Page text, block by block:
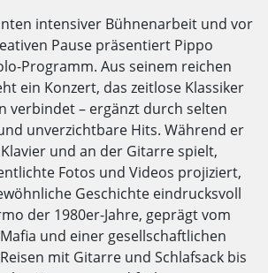
intensiver Bühnenarbeit und vor
Pause präsentiert Pippo
Programm. Aus seinem reichen
ein Konzert, das zeitlose Klassiker
verbindet – ergänzt durch selten
unverzichtbare Hits. Während er
und an der Gitarre spielt,
Fotos und Videos projiziert,
Geschichte eindrucksvoll
der 1980er-Jahre, geprägt vom
und einer gesellschaftlichen
mit Gitarre und Schlafsack bis